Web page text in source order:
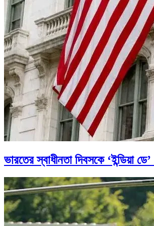
ভারতের স্বাধীনতা দিবসকে ‘ইন্ডিয়া